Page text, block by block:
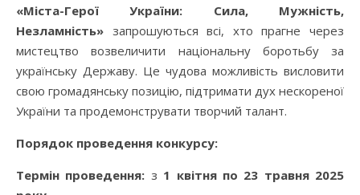
«Міста-Герої України: Сила, Мужність,
Незламність» запрошуються всі, хто прагне через
мистецтво возвеличити національну боротьбу за
українську Державу. Це чудова можливість висловити
свою громадянську позицію, підтримати дух нескореної
України та продемонструвати творчий талант.
Порядок проведення конкурсу:
Термін проведення: з 1 квітня по 23 травня 2025